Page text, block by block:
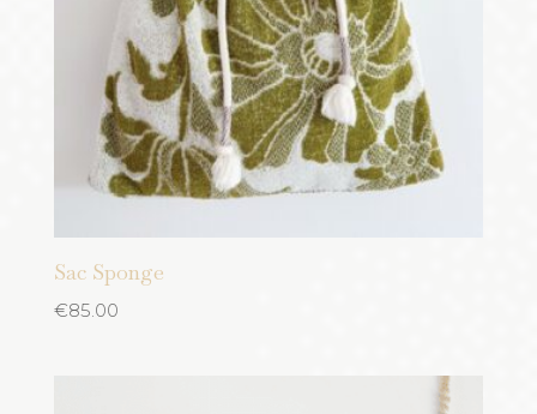
Sac Sponge
€85.00